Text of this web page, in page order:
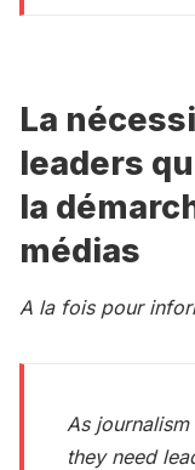
La
leaders
la
médias
A la fois pour
As
they need